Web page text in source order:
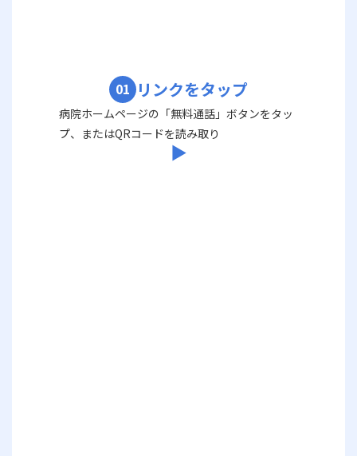
01 リンクをタップ
病院ホームページの「無料通話」ボタンをタッ
プ、またはQRコードを読み取り